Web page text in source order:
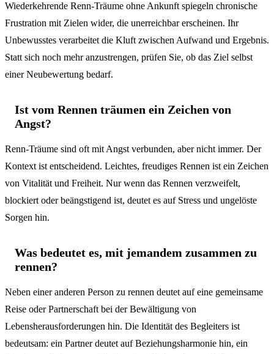
Wiederkehrende Renn-Träume ohne Ankunft spiegeln chronische
Frustration mit Zielen wider, die unerreichbar erscheinen. Ihr
Unbewusstes verarbeitet die Kluft zwischen Aufwand und Ergebnis.
Statt sich noch mehr anzustrengen, prüfen Sie, ob das Ziel selbst
einer Neubewertung bedarf.
Ist vom Rennen träumen ein Zeichen von
Angst?
Renn-Träume sind oft mit Angst verbunden, aber nicht immer. Der
Kontext ist entscheidend. Leichtes, freudiges Rennen ist ein Zeichen
von Vitalität und Freiheit. Nur wenn das Rennen verzweifelt,
blockiert oder beängstigend ist, deutet es auf Stress und ungelöste
Sorgen hin.
Was bedeutet es, mit jemandem zusammen zu
rennen?
Neben einer anderen Person zu rennen deutet auf eine gemeinsame
Reise oder Partnerschaft bei der Bewältigung von
Lebensherausforderungen hin. Die Identität des Begleiters ist
bedeutsam: ein Partner deutet auf Beziehungsharmonie hin, ein